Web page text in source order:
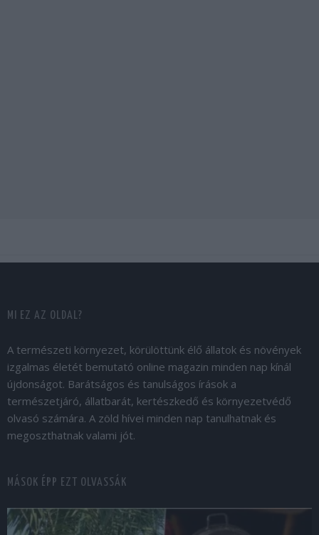
MI EZ AZ OLDAL?
A természeti környezet, körülöttünk élő állatok és növények
izgalmas életét bemutató online magazin minden nap kínál
újdonságot. Barátságos és tanulságos írások a
természetjáró, állatbarát, kertészkedő és környezetvédő
olvasó számára. A zöld hívei minden nap tanulhatnak és
megoszthatnak valami jót.
MÁSOK ÉPP EZT OLVASSÁK